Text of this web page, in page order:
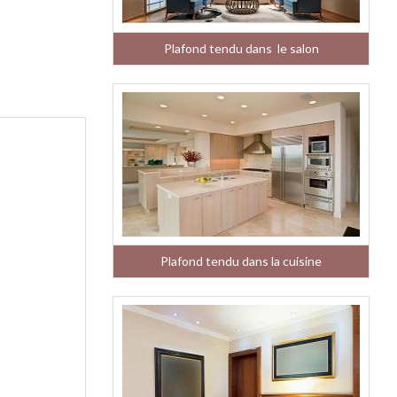
Plafond tendu dans le salon
Plafond tendu dans la cuisine